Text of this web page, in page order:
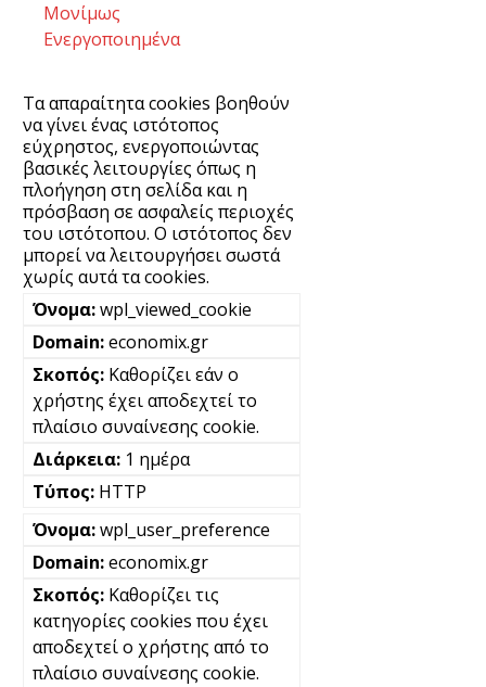
Μονίμως
Ενεργοποιημένα
Τα απαραίτητα cookies βοηθούν
να γίνει ένας ιστότοπος
εύχρηστος, ενεργοποιώντας
βασικές λειτουργίες όπως η
πλοήγηση στη σελίδα και η
πρόσβαση σε ασφαλείς περιοχές
του ιστότοπου. Ο ιστότοπος δεν
μπορεί να λειτουργήσει σωστά
χωρίς αυτά τα cookies.
wpl_viewed_cookie
economix.gr
Καθορίζει εάν ο
χρήστης έχει αποδεχτεί το
πλαίσιο συναίνεσης cookie.
1 ημέρα
HTTP
wpl_user_preference
economix.gr
Καθορίζει τις
κατηγορίες cookies που έχει
αποδεχτεί ο χρήστης από το
πλαίσιο συναίνεσης cookie.